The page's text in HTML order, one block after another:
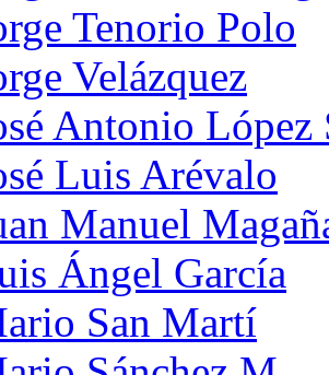
Tenorio Polo
Velázquez
Antonio López
Luis Arévalo
Manuel
Ángel García
San Martí